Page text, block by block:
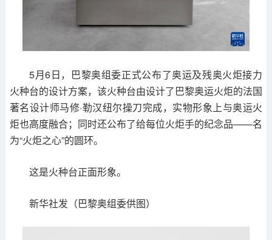
5月6日，巴黎奥组委正式公布了奥运及残奥火炬接力
火种台的设计方案，该火种台由设计了巴黎奥运火炬的法国
著名设计师马修·勒汉纽尔操刀完成，实物形象上与奥运火
炬也高度融合；同时还公布了给每位火炬手的纪念品——名
为“火炬之心”的圆环。
这是火种台正面形象。
新华社发（巴黎奥组委供图）